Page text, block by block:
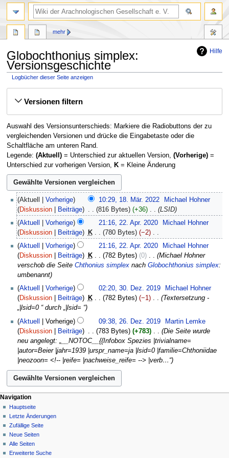
Hilfe
Globochthonius simplex:
Versionsgeschichte
Logbücher dieser Seite anzeigen
Navigation
SucheVersionen filtern
Auswahl des Versionsunterschieds: Markiere die Radiobuttons der zu
vergleichenden Versionen und drücke die Eingabetaste oder die
Schaltfläche am unteren Rand.
Legende: (Aktuell)= Unterschied zur aktuellen Version, (Vorherige)=
Unterschied zur vorherigen Version, K= Kleine Änderung
März
2022
Aktuell Vorherige 10:29, 18. Mär. 2022
Michael Hohner
Diskussion
Beiträge 816 Bytes +36 ‎ LSID
April
2020
Aktuell Vorherige 21:16, 22. Apr. 2020
Michael Hohner
Diskussion
Beiträge K 780 Bytes −2 ‎
K
e
B
e
a
r
b
e
i
t
n
g
s
z
u
s
a
m
m
Aktuell Vorherige 21:16, 22. Apr. 2020
Michael Hohner
Diskussion
Beiträge K 782 Bytes 0 ‎
Michael Hohner
verschob die Seite Chthonius simplex nach Globochthonius simplex:
umbenannt
30.
Dezember
2019
Aktuell Vorherige 02:20, 30. Dez. 2019
Michael Hohner
Diskussion
Beiträge K 782 Bytes −1 ‎
Textersetzung -
„|lsid=0 “ durch „|lsid= “
Dezember
2019
Aktuell Vorherige 09:38, 26. Dez. 2019
Martin Lemke
Diskussion
Beiträge 783 Bytes +783 ‎
Die Seite wurde
neu angelegt: „__NOTOC__{{Infobox Spezies |trivialname=
|autor=Beier |jahr=1939 |urspr_name=ja |lsid=0 |familie=Chthoniidae
|neozoon= <!-- |reife= |nachweise_reife= --> |verb…“
mehr
Navigation
Hauptseite
Letzte Änderungen
Zufällige Seite
Neue Seiten
Alle Seiten
Erweiterte Suche